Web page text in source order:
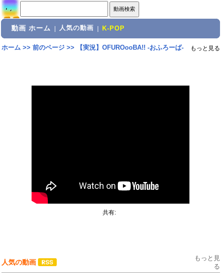
動画 ホーム 人気の動画 K-POP
ホーム>> 前のページ>> 【実況】OFUROooBA!! -おふろーば- もっと見る
共有:
人気の動画
もっと見
る